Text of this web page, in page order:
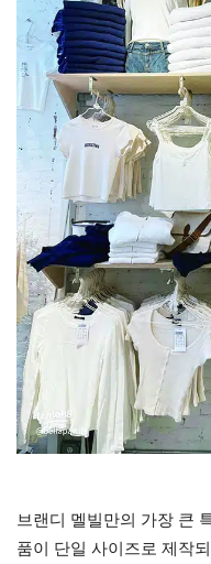
브랜디 멜빌만의 가장 큰
품이 단일 사이즈로 제작